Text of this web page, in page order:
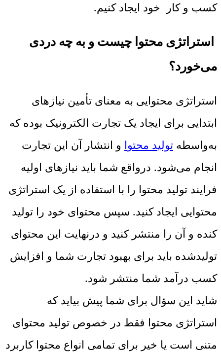
کسب و کار خود ایجاد کنیم.
استراتژی محتوا چیست و به چه دردی
می‌خورد؟
استراتژی محتوایی به معنای تأمین نیازهای
ابتدایی برای ایجاد یک تجارت الکترونیک بوده که
به‌واسطه تولید محتوا و انتشار آن این تجارت
انجام می‌شود. درواقع شما باید نیازهای اولیه
فرایند تولید محتوا را با استفاده از یک استراتژی
محتوایی ایجاد کنید. سپس محتوای خود را تولید
کنده و آن را منتشر کنید و درنهایت این محتوای
تولیدشده باید برای بهبود تجارت شما و افزایش
کسب درآمد شما منتشر شود.
شاید این سؤال برای شما پیش بیاید که
استراتژی محتوا فقط در خصوص تولید محتوای
متنی است یا خیر برای تمامی انواع محتوا کاربرد